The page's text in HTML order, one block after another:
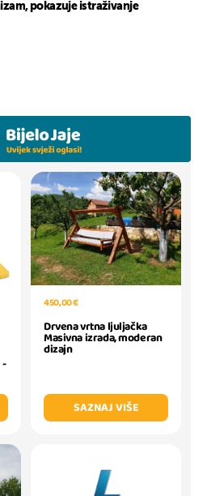
pokazuje istraživanje
450,00 €
Drvena vrtna ljuljačka
Masivna izrada, moderan
dizajn
SAZNAJ VIŠE